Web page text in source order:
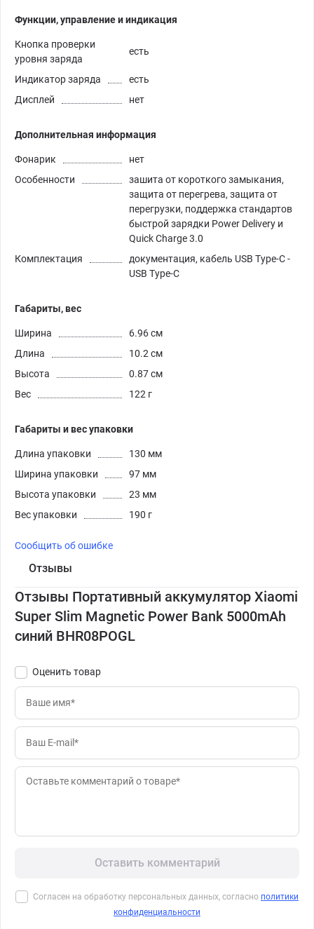
Функции, управление и индикация
Кнопка проверки
уровня заряда
есть
Индикатор заряда
есть
Дисплей
нет
Дополнительная информация
Фонарик
нет
Особенности
зашита от короткого замыкания,
защита от перегрева, защита от
перегрузки, поддержка стандартов
быстрой зарядки Power Delivery и
Quick Charge 3.0
Комплектация
документация, кабель USB Type-C -
USB Type-C
Габариты, вес
Ширина
6.96 см
Длина
10.2 см
Высота
0.87 см
Вес
122 г
Габариты и вес упаковки
Длина упаковки
130 мм
Ширина упаковки
97 мм
Высота упаковки
23 мм
Вес упаковки
190 г
Сообщить об ошибке
Отзывы
Отзывы Портативный аккумулятор Xiaomi
Super Slim Magnetic Power Bank 5000mAh
синий BHR08POGL
Оценить товар
Оставить комментарий
Согласен на обработку персональных данных, согласно политики
конфиденциальности